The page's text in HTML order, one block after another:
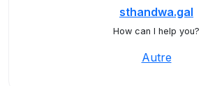
sthandwa.gal
How can I help you?
Autre